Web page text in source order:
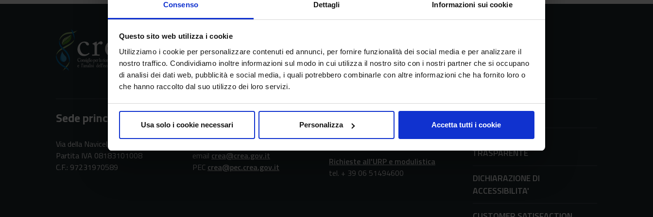
Consenso Dettagli Informazioni sui cookie
Questo sito web utilizza i cookie
Utilizziamo i cookie per personalizzare contenuti ed annunci, per fornire funzionalità dei social media e per analizzare il
nostro traffico. Condividiamo inoltre informazioni sul modo in cui utilizza il nostro sito con i nostri partner che si occupano
di analisi dei dati web, pubblicità e social media, i quali potrebbero combinarle con altre informazioni che ha fornito loro o
che hanno raccolto dal suo utilizzo dei loro servizi.
Usa solo i cookie necessari Personalizza Accetta tutti i cookie
CREA
Consiglio per la ricerca in agricoltura e l’analisi dell’economia agraria
Sede principale
Via della Navicella 2/4, 00184 Roma
Partita IVA 08183101008
C.F.: 97231970589
Contatti
email crea@crea.gov.it
PEC crea@pec.crea.gov.it
URP - Ufficio Relazioni
con il Pubblico
Richieste all'URP e modulistica
tel. + 39 06 51494600
UFFICIO STAMPA
AMMINISTRAZIONE
TRASPARENTE
DICHIARAZIONE DI
ACCESSIBILITA'